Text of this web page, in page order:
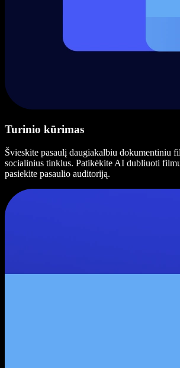
Turinio kūrimas
Švieskite pasaulį daugiakalbiu dokumentiniu
socialinius tinklus. Patikėkite AI dubliuoti
pasiekite pasaulio auditoriją.